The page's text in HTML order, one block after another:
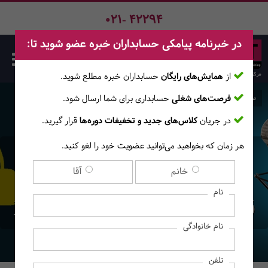
021- 42294
پیاده‌سازی استانداردهای
بین‌المللی گزارشگری مالی،
قسمت اول - RADIO PACT 8
صفحه اصلی وبلاگ پادکست
در خبرنامه پیامکی حسابداران خبره عضو شوید تا:
از همایش‌های رایگان حسابداران خبره مطلع ‎شوید.
فرصت‌های شغلی حسابداری برای شما ارسال شود.
در جریانکلاس‌های جدید و تخفیفات دوره‌هاقرار گیرید.
هر زمان که بخواهید می‌توانید عضویت خود را لغو کنید.
خانم آقا
نام
نام خانوادگی
تلفن